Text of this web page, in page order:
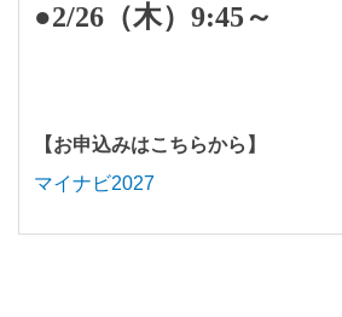
●2/26（木）9:45～
【お申込みはこちらから】
マイナビ2027